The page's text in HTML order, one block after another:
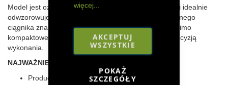
więcej...
AKCEPTUJ
WSZYSTKIE
POKAŻ
SZCZEGÓŁY
Model jest oznaczony numerem katalogowym 61030 i idealnie
odwzorowuje detale oryginalnego T6.160 – uniwersalnego
ciągnika znanego z wszechstronności i wydajności. Mimo
kompaktowej skali, model zachwyca proporcjami i precyzją
wykonania.
NAJWAŻNIEJSZE CECHY MODELU:
Producent modelu: Ertl